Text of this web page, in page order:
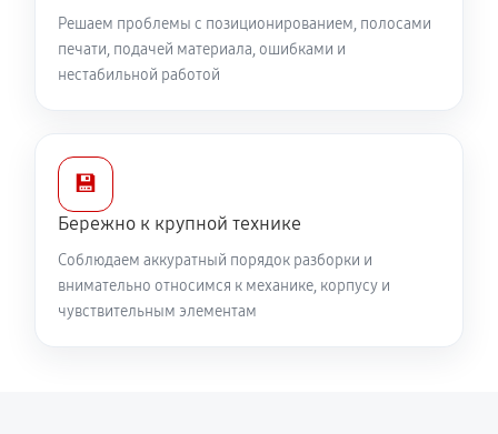
Решаем проблемы с позиционированием, полосами
печати, подачей материала, ошибками и
нестабильной работой
💾
Бережно к крупной технике
Соблюдаем аккуратный порядок разборки и
внимательно относимся к механике, корпусу и
чувствительным элементам